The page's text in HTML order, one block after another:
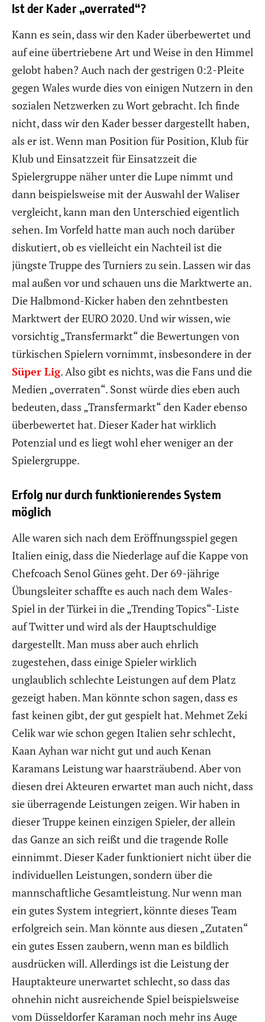
Ist der Kader „overrated“?
Kann es sein, dass wir den Kader überbewertet und
auf eine übertriebene Art und Weise in den Himmel
gelobt haben? Auch nach der gestrigen 0:2-Pleite
gegen Wales wurde dies von einigen Nutzern in den
sozialen Netzwerken zu Wort gebracht. Ich finde
nicht, dass wir den Kader besser dargestellt haben,
als er ist. Wenn man Position für Position, Klub für
Klub und Einsatzzeit für Einsatzzeit die
Spielergruppe näher unter die Lupe nimmt und
dann beispielsweise mit der Auswahl der Waliser
vergleicht, kann man den Unterschied eigentlich
sehen. Im Vorfeld hatte man auch noch darüber
diskutiert, ob es vielleicht ein Nachteil ist die
jüngste Truppe des Turniers zu sein. Lassen wir das
mal außen vor und schauen uns die Marktwerte an.
Die Halbmond-Kicker haben den zehntbesten
Marktwert der EURO 2020. Und wir wissen, wie
vorsichtig „Transfermarkt“ die Bewertungen von
türkischen Spielern vornimmt, insbesondere in der
Süper Lig. Also gibt es nichts, was die Fans und die
Medien „overraten“. Sonst würde dies eben auch
bedeuten, dass „Transfermarkt“ den Kader ebenso
überbewertet hat. Dieser Kader hat wirklich
Potenzial und es liegt wohl eher weniger an der
Spielergruppe.
Erfolg nur durch funktionierendes System
möglich
Alle waren sich nach dem Eröffnungsspiel gegen
Italien einig, dass die Niederlage auf die Kappe von
Chefcoach Senol Günes geht. Der 69-jährige
Übungsleiter schaffte es auch nach dem Wales-
Spiel in der Türkei in die „Trending Topics“-Liste
auf Twitter und wird als der Hauptschuldige
dargestellt. Man muss aber auch ehrlich
zugestehen, dass einige Spieler wirklich
unglaublich schlechte Leistungen auf dem Platz
gezeigt haben. Man könnte schon sagen, dass es
fast keinen gibt, der gut gespielt hat. Mehmet Zeki
Celik war wie schon gegen Italien sehr schlecht,
Kaan Ayhan war nicht gut und auch Kenan
Karamans Leistung war haarsträubend. Aber von
diesen drei Akteuren erwartet man auch nicht, dass
sie überragende Leistungen zeigen. Wir haben in
dieser Truppe keinen einzigen Spieler, der allein
das Ganze an sich reißt und die tragende Rolle
einnimmt. Dieser Kader funktioniert nicht über die
individuellen Leistungen, sondern über die
mannschaftliche Gesamtleistung. Nur wenn man
ein gutes System integriert, könnte dieses Team
erfolgreich sein. Man könnte aus diesen „Zutaten“
ein gutes Essen zaubern, wenn man es bildlich
ausdrücken will. Allerdings ist die Leistung der
Hauptakteure unerwartet schlecht, so dass das
ohnehin nicht ausreichende Spiel beispielsweise
vom Düsseldorfer Karaman noch mehr ins Auge